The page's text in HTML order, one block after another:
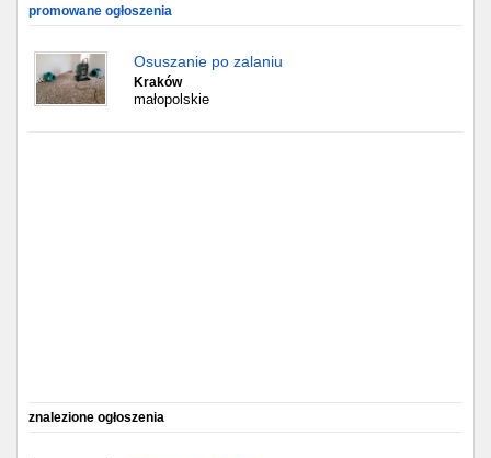
promowane ogłoszenia
Osuszanie po zalaniu
Kraków
małopolskie
znalezione ogłoszenia
Bydgoszcz
Rzeszów
Olsztyn